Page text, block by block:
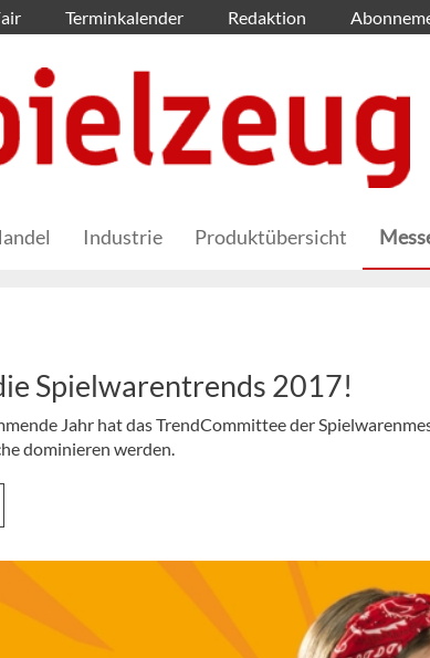
Terminkalender Redaktion
Industrie Produktübersicht
Spielwarentrends 2017!
Jahr hat das TrendCommittee der
dominieren werden.